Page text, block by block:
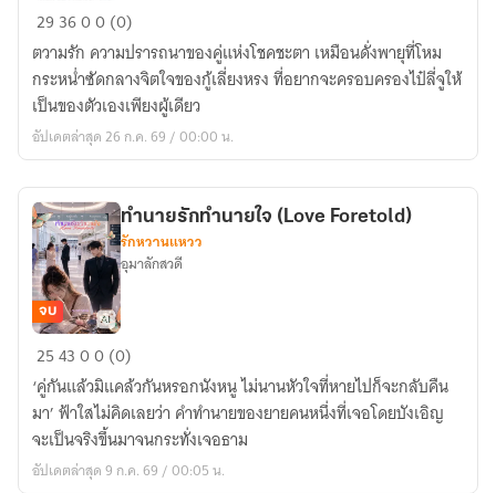
พายุ
หัวใจ
(Tempest
of
the
Heart)
29 3600 (0)
ตวามรัก ความปรารถนาของคู่แห่งโชคชะตา เหมือนดั่งพายุที่โหม
กระหน่ำซัดกลางจิตใจของกู้เลี่ยงหรง ที่อยากจะครอบครองไป๋ลี่จูให้
เป็นของตัวเองเพียงผู้เดียว
อัปเดตล่าสุด 26 ก.ค. 69 / 00:00 น.
ทำนาย
รัก
ทำนาย
ใจ
(Love
Foretold)
จบ
ทำนายรักทำนายใจ (Love Foretold)
รักหวานแหวว
อุมาลักสวดี
254300 (0)
‘คู่กันแล้วมิแคล้วกันหรอกนังหนู ไม่นานหัวใจที่หายไปก็จะกลับคืน
มา’ ฟ้าใสไม่คิดเลยว่า คำทำนายของยายคนหนึ่งที่เจอโดยบังเอิญ
จะเป็นจริงขึ้นมาจนกระทั่งเจอธาม
อัปเดตล่าสุด 9 ก.ค. 69 / 00:05 น.